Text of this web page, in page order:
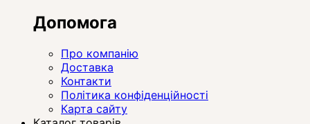
Допомога
Про компанію
Доставка
Контакти
Політика конфіденційності
Карта сайту